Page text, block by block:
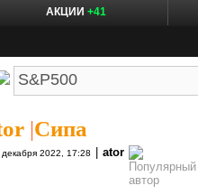
АКЦИИ +41
|Сипа
2022, 17:28 ator